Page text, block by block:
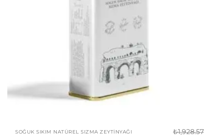
SOĞUK SIKIM NATÜREL SIZMA ZEYTINYAĞI ₺1,928.57